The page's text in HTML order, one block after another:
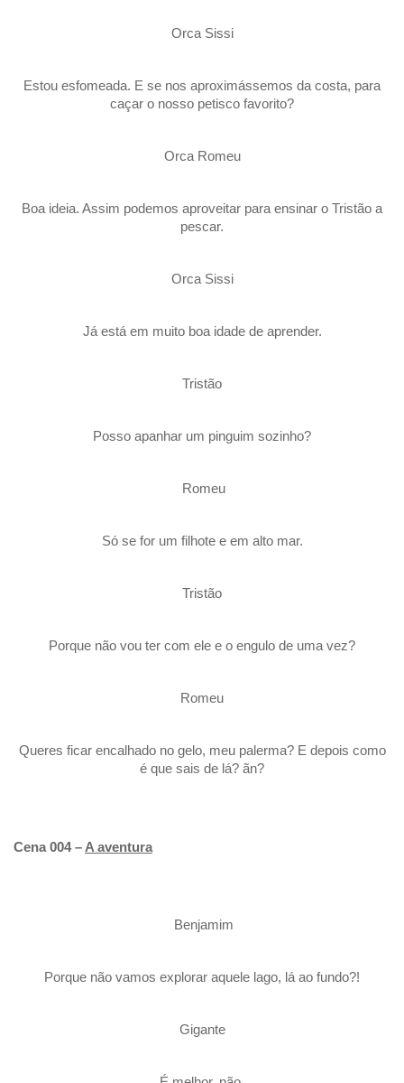
Orca Sissi
Estou esfomeada. E se nos aproximássemos da costa, para
caçar o nosso petisco favorito?
Orca Romeu
Boa ideia. Assim podemos aproveitar para ensinar o Tristão a
pescar.
Orca Sissi
Já está em muito boa idade de aprender.
Tristão
Posso apanhar um pinguim sozinho?
Romeu
Só se for um filhote e em alto mar.
Tristão
Porque não vou ter com ele e o engulo de uma vez?
Romeu
Queres ficar encalhado no gelo, meu palerma? E depois como
é que sais de lá? ãn?
Cena 004 – A aventura
Benjamim
Porque não vamos explorar aquele lago, lá ao fundo?!
Gigante